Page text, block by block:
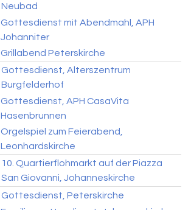
Neubad
Gottesdienst mit Abendmahl, APH
Johanniter
Grillabend Peterskirche
Gottesdienst, Alterszentrum
Burgfelderhof
Gottesdienst, APH CasaVita
Hasenbrunnen
Orgelspiel zum Feierabend,
Leonhardskirche
10. Quartierflohmarkt auf der Piazza
San Giovanni, Johanneskirche
Gottesdienst, Peterskirche